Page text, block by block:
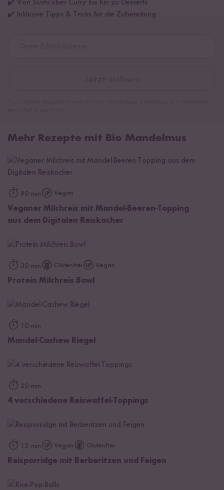
✔️ Von Sushi über Curry bis hin zu Desserts
✔️ Inklusive Tipps & Tricks für die Zubereitung
Mehr Rezepte mit Bio Mandelmus
90 min Vegan
Veganer Milchreis mit Mandel-Beeren-Topping
aus dem Digitalen Reiskocher
30 min Glutenfrei Vegan
Protein Milchreis Bowl
10 min
Mandel-Cashew Riegel
20 min
4 verschiedene Reiswaffel-Toppings
15 min Vegan Glutenfrei
Reisporridge mit Berberitzen und Feigen